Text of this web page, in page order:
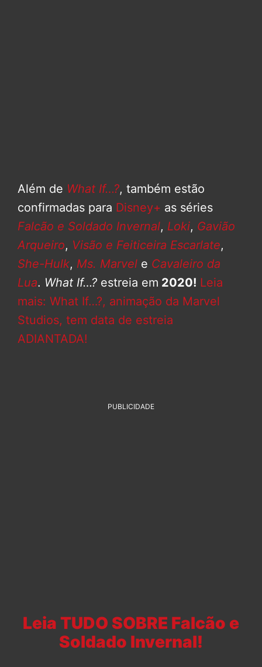
Além de What If…?, também estão
confirmadas para Disney+ as séries
Falcão e Soldado Invernal, Loki, Gavião
Arqueiro, Visão e Feiticeira Escarlate,
She-Hulk, Ms. Marvel e Cavaleiro da
Lua. What If…? estreia em 2020! Leia
mais: What If…?, animação da Marvel
Studios, tem data de estreia
ADIANTADA!
PUBLICIDADE
Leia TUDO SOBRE Falcão e
Soldado Invernal!